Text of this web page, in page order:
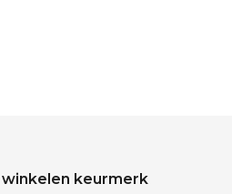
winkelen keurmerk